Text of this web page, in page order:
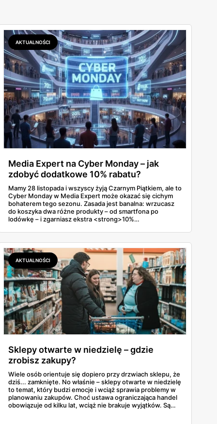
AKTUALNOŚCI
Media Expert na Cyber Monday – jak
zdobyć dodatkowe 10% rabatu?
Mamy 28 listopada i wszyscy żyją Czarnym Piątkiem, ale to
Cyber Monday w Media Expert może okazać się cichym
bohaterem tego sezonu. Zasada jest banalna: wrzucasz
do koszyka dwa różne produkty – od smartfona po
lodówkę – i zgarniasz ekstra <strong>10%
sprawy. Zamiast czekać na cud, lepiej skupić się na
konkretach: aktywnych kodach i taktyce, która pozwoli
wycisnąć z tej promocji maksimum, zanim towar po prostu
zniknie z półek.
AKTUALNOŚCI
Sklepy otwarte w niedzielę – gdzie
zrobisz zakupy?
Wiele osób orientuje się dopiero przy drzwiach sklepu, że
dziś... zamknięte. No właśnie – sklepy otwarte w niedzielę
to temat, który budzi emocje i wciąż sprawia problemy w
planowaniu zakupów. Choć ustawa ograniczająca handel
obowiązuje od kilku lat, wciąż nie brakuje wyjątków. Są